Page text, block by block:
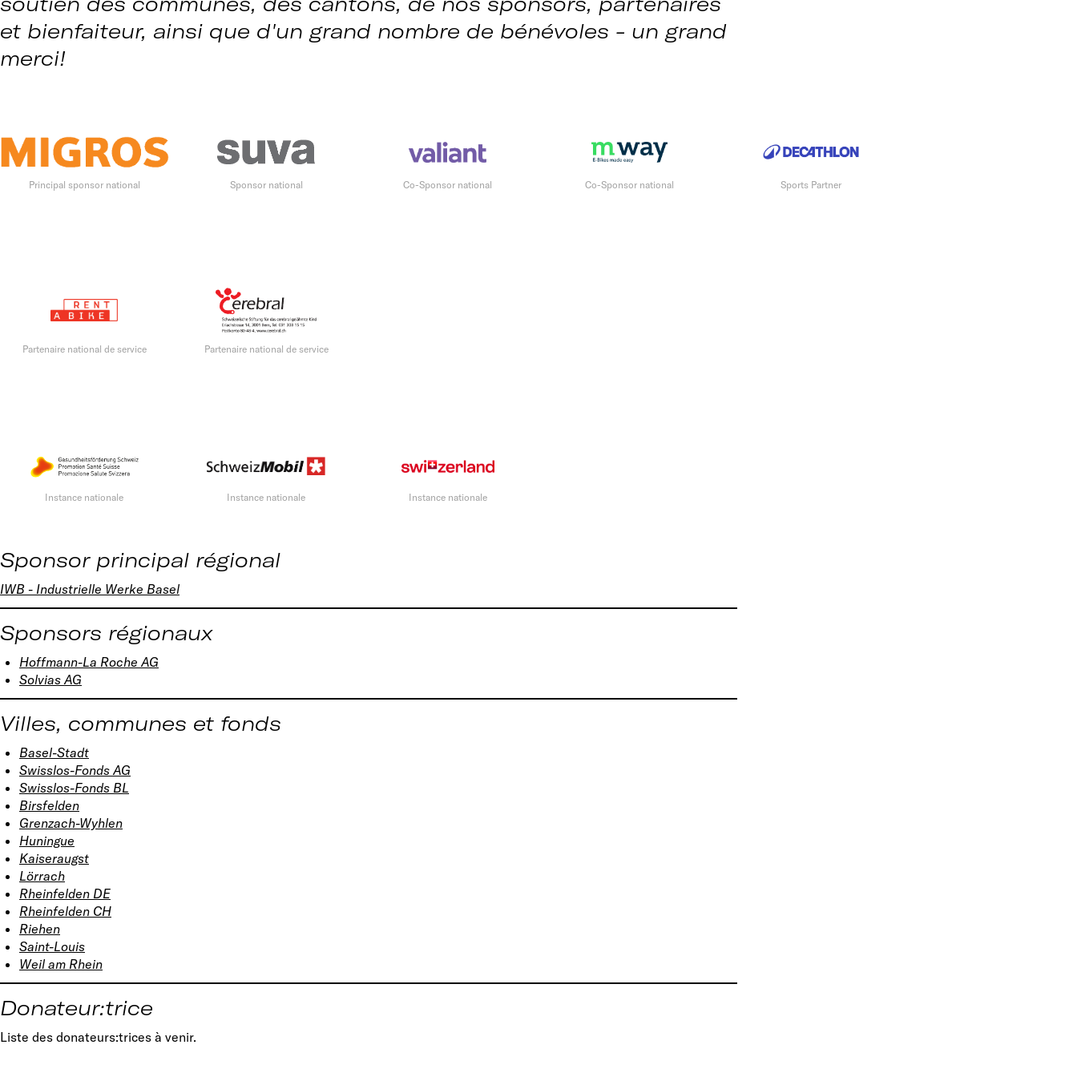
et bienfaiteur, ainsi que d'un grand nombre de bénévoles - un grand
merci!
Principal sponsor national Sponsor national Co-Sponsor national Co-Sponsor national Sports Partner
Partenaire national de service Partenaire national de service
Instance nationale Instance nationale Instance nationale
Sponsor principal régional
IWB - Industrielle Werke Basel
Sponsors régionaux
Hoffmann-La Roche AG
Solvias AG
Villes, communes et fonds
Basel-Stadt
Swisslos-Fonds AG
Swisslos-Fonds BL
Birsfelden
Grenzach-Wyhlen
Huningue
Kaiseraugst
Lörrach
Rheinfelden DE
Rheinfelden CH
Riehen
Saint-Louis
Weil am Rhein
Donateur:trice
Liste des donateurs:trices à venir.